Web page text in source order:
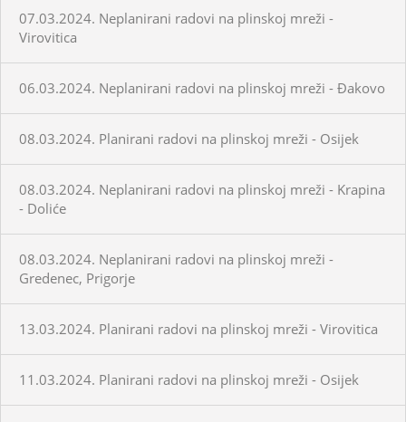
07.03.2024. Neplanirani radovi na plinskoj mreži -
Virovitica
06.03.2024. Neplanirani radovi na plinskoj mreži - Đakovo
08.03.2024. Planirani radovi na plinskoj mreži - Osijek
08.03.2024. Neplanirani radovi na plinskoj mreži - Krapina
- Doliće
08.03.2024. Neplanirani radovi na plinskoj mreži -
Gredenec, Prigorje
13.03.2024. Planirani radovi na plinskoj mreži - Virovitica
11.03.2024. Planirani radovi na plinskoj mreži - Osijek